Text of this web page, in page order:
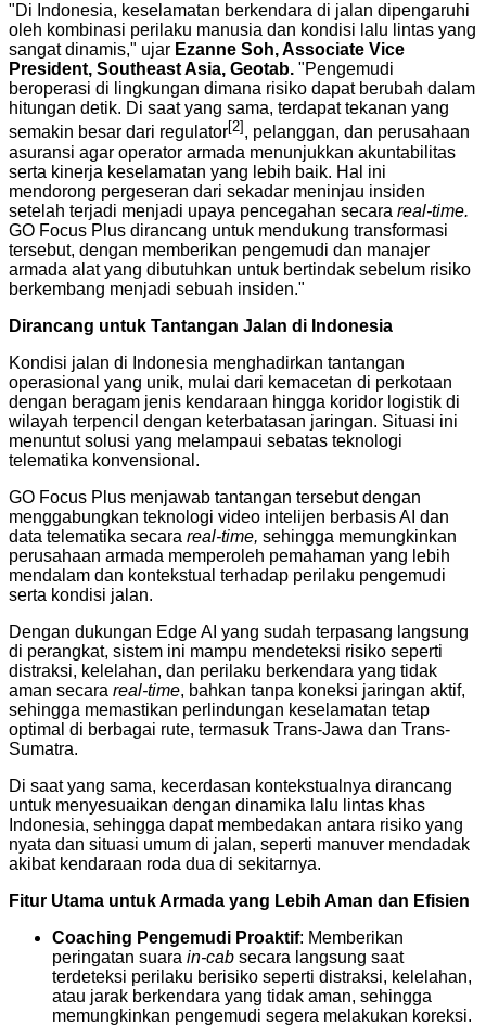
"Di Indonesia, keselamatan berkendara di jalan dipengaruhi
oleh kombinasi perilaku manusia dan kondisi lalu lintas yang
sangat dinamis," ujar Ezanne Soh, Associate Vice
President, Southeast Asia, Geotab. "Pengemudi
beroperasi di lingkungan dimana risiko dapat berubah dalam
hitungan detik. Di saat yang sama, terdapat tekanan yang
semakin besar dari regulator[2] , pelanggan, dan perusahaan
asuransi agar operator armada menunjukkan akuntabilitas
serta kinerja keselamatan yang lebih baik. Hal ini
mendorong pergeseran dari sekadar meninjau insiden
setelah terjadi menjadi upaya pencegahan secara real-time.
GO Focus Plus dirancang untuk mendukung transformasi
tersebut, dengan memberikan pengemudi dan manajer
armada alat yang dibutuhkan untuk bertindak sebelum risiko
berkembang menjadi sebuah insiden."
Dirancang untuk Tantangan Jalan di Indonesia
Kondisi jalan di Indonesia menghadirkan tantangan
operasional yang unik, mulai dari kemacetan di perkotaan
dengan beragam jenis kendaraan hingga koridor logistik di
wilayah terpencil dengan keterbatasan jaringan. Situasi ini
menuntut solusi yang melampaui sebatas teknologi
telematika konvensional.
GO Focus Plus menjawab tantangan tersebut dengan
menggabungkan teknologi video intelijen berbasis AI dan
data telematika secara real-time, sehingga memungkinkan
perusahaan armada memperoleh pemahaman yang lebih
mendalam dan kontekstual terhadap perilaku pengemudi
serta kondisi jalan.
Dengan dukungan Edge AI yang sudah terpasang langsung
di perangkat, sistem ini mampu mendeteksi risiko seperti
distraksi, kelelahan, dan perilaku berkendara yang tidak
aman secara real-time, bahkan tanpa koneksi jaringan aktif,
sehingga memastikan perlindungan keselamatan tetap
optimal di berbagai rute, termasuk Trans-Jawa dan Trans-
Sumatra.
Di saat yang sama, kecerdasan kontekstualnya dirancang
untuk menyesuaikan dengan dinamika lalu lintas khas
Indonesia, sehingga dapat membedakan antara risiko yang
nyata dan situasi umum di jalan, seperti manuver mendadak
akibat kendaraan roda dua di sekitarnya.
Fitur Utama untuk Armada yang Lebih Aman dan Efisien
Coaching Pengemudi Proaktif: Memberikan
peringatan suara in-cab secara langsung saat
terdeteksi perilaku berisiko seperti distraksi, kelelahan,
atau jarak berkendara yang tidak aman, sehingga
memungkinkan pengemudi segera melakukan koreksi.